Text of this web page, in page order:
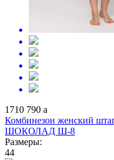
1710 790 a
Комбинезон женский
ШОКОЛАД Ш-8
Размеры:
44